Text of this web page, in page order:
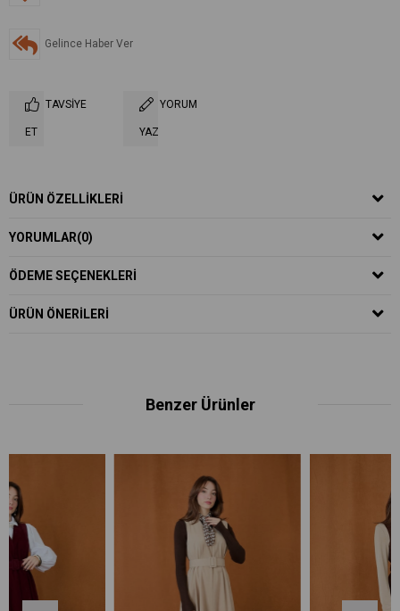
Gelince Haber Ver
TAVSIYE
ET
YORUM
YAZ
ÜRÜN ÖZELLIKLERI
YORUMLAR(0)
ÖDEME SEÇENEKLERI
ÜRÜN ÖNERILERI
Benzer Ürünler